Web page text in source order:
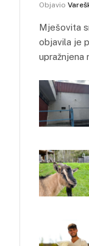
Objavio
Mješovita
objavila je
upražnjena